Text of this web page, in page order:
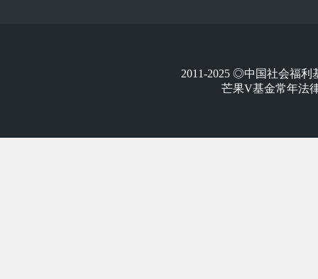
2011-2025 ◎中国社会福
芒果V基金常年法